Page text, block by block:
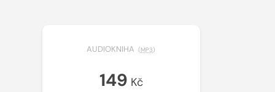
AUDIOKNIHA (MP3)
149 Kč